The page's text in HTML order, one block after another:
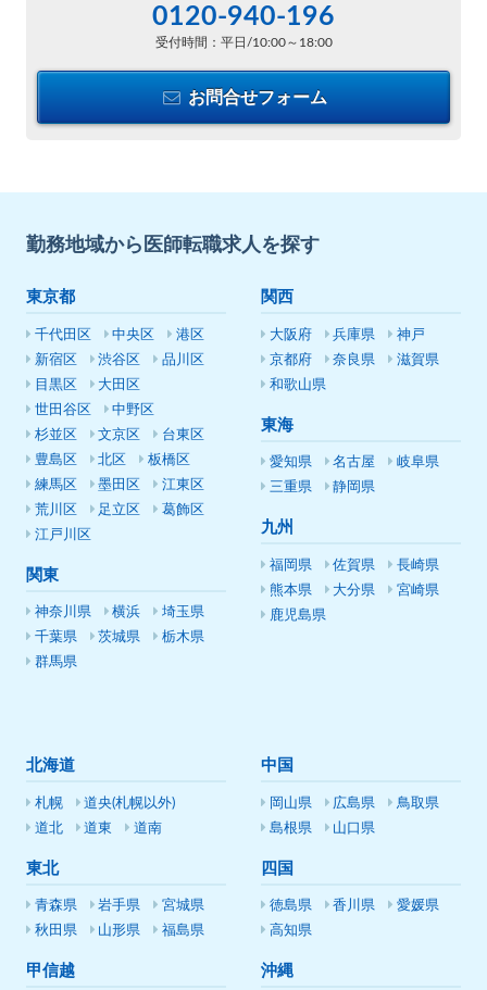
0120-940-196
受付時間：平日/10:00～18:00
お問合せフォーム
勤務地域から医師転職求人を探す
東京都
千代田区 中央区
港区
新宿区
渋谷区
品川区
目黒区
大田区
世田谷区
中野区
杉並区
文京区
台東区
豊島区
北区
板橋区
練馬区
墨田区
江東区
荒川区
足立区
葛飾区
江戸川区
関東
神奈川県 横浜
埼玉県
千葉県
茨城県
栃木県
群馬県
関西
大阪府 兵庫県
神戸
京都府
奈良県
滋賀県
和歌山県
東海
愛知県 名古屋
岐阜県
三重県
静岡県
九州
福岡県 佐賀県
長崎県
熊本県
大分県
宮崎県
鹿児島県
北海道
札幌
道央(札幌以外)
道北
道東 道南
東北
青森県 岩手県
宮城県
秋田県
山形県 福島県
甲信越
中国
岡山県 広島県
鳥取県
島根県
山口県
四国
徳島県 香川県
愛媛県
高知県
沖縄